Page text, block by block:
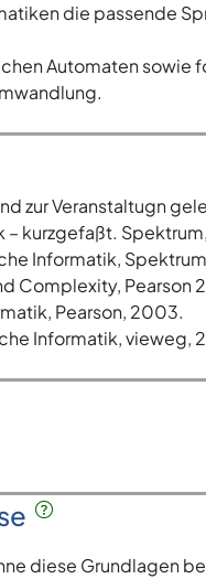
die passende
Automaten sowie
zur Veranstaltugn
kurzgefaßt.
Informatik,
Complexity, Pearson
Pearson, 2003.
Informatik, vieweg,
diese Grundlagen